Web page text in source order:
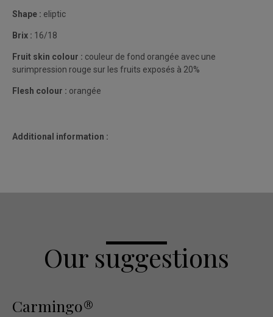
Shape : eliptic
Brix : 16/18
Fruit skin colour : couleur de fond orangée avec une
surimpression rouge sur les fruits exposés à 20%
Flesh colour : orangée
Additional information :
Our suggestions
Carmingo®